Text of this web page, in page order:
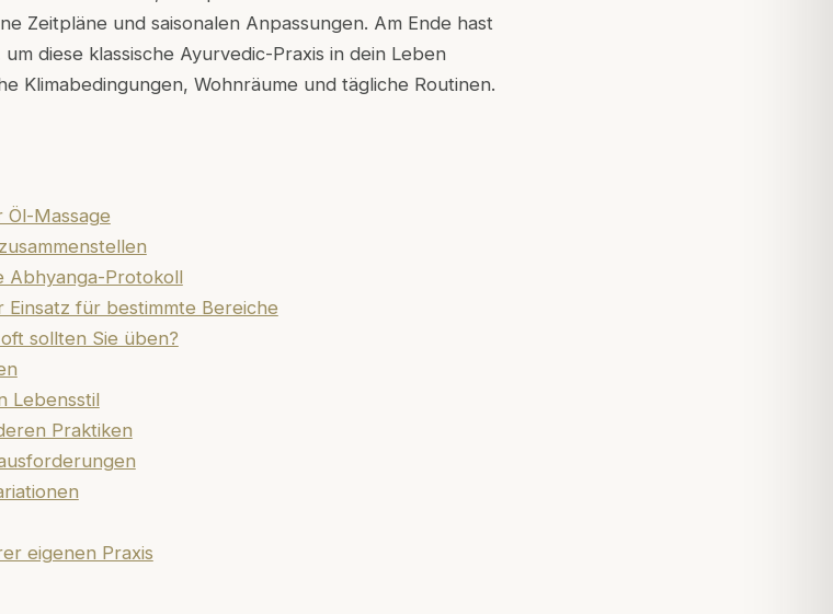
Zeitpläne und saisonalen Anpassungen. Am Ende hast
diese klassische Ayurvedic-Praxis in dein Leben
Klimabedingungen, Wohnräume und tägliche Routinen.
Massage
Abhyanga-Protokoll
für bestimmte Bereiche
sollten Sie üben?
Lebensstil
Praktiken
eigenen Praxis